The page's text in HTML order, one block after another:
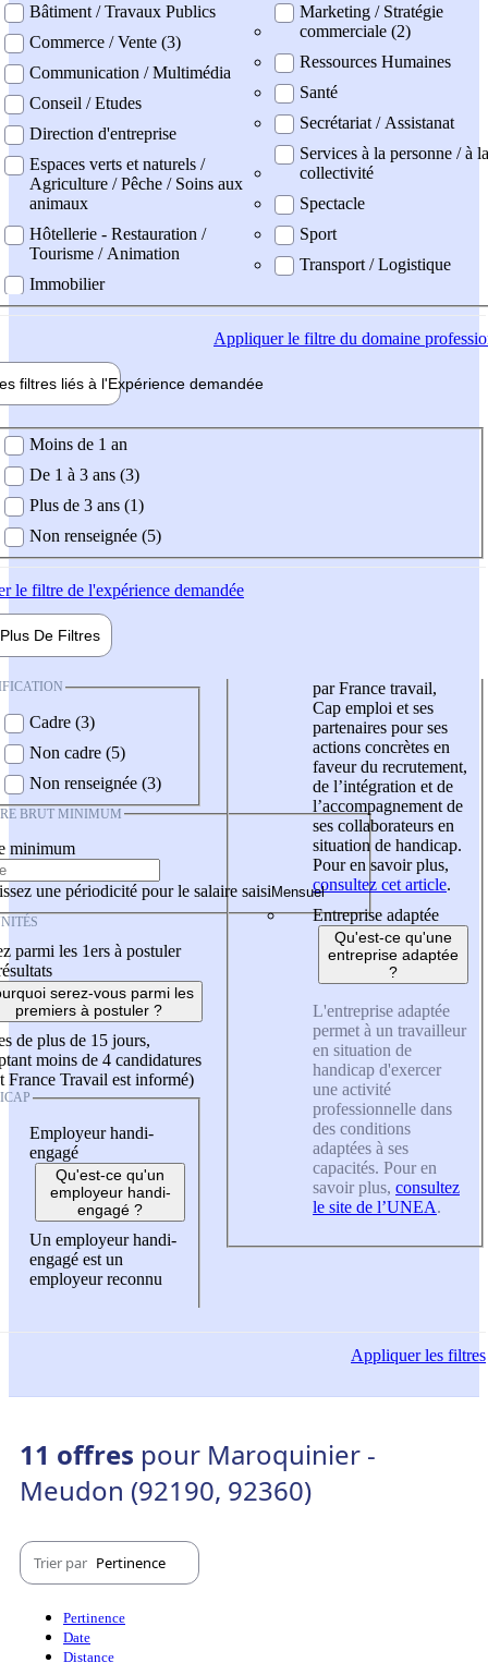
Bâtiment / Travaux Publics
Commerce / Vente (3)
Communication / Multimédia
Conseil / Etudes
Direction d'entreprise
Espaces verts et naturels /
Agriculture / Pêche / Soins aux
animaux
Hôtellerie - Restauration /
Tourisme / Animation
Immobilier
Marketing / Stratégie
commerciale (2)
Ressources Humaines
Santé
Secrétariat / Assistanat
Services à la personne / à la
collectivité
Spectacle
Sport
Transport / Logistique
Appliquerle filtre du domaine
filtres liés à l'Expérience demandée
demandée
Moins de 1 an
De 1 à 3 ans (3)
Plus de 3 ans (1)
Non renseignée (5)
le filtre de l'expérience demandée
Plus De Filtres
Cadre (3)
Non cadre (5)
Non renseignée (3)
BRUT MINIMUM
minimum
une périodicité pour le salaire saisi
parmi les 1ers à postuler
serez-vous parmi les
premiers à postuler ?
de plus de 15 jours,
moins de 4 candidatures
France Travail est informé)
Employeur handi-
engagé
Qu'est-ce qu'un
employeur handi-
engagé ?
Un employeur handi-
engagé est un
employeur reconnu
par France travail,
Cap emploi et ses
partenaires pour ses
actions concrètes en
faveur du recrutement,
de l’intégration et de
l’accompagnement de
ses collaborateurs en
situation de handicap.
Pour en savoir plus,
consultez cet article.
Entreprise adaptée
Qu'est-ce qu'une
entreprise adaptée
?
L'entreprise adaptée
permet à un travailleur
en situation de
handicap d'exercer
une activité
professionnelle dans
des conditions
adaptées à ses
capacités. Pour en
savoir plus, consultez
le site de l’UNEA.
Appliquerles filtres
11 offres pour Maroquinier -
Meudon (92190, 92360)
Trier par Pertinence
Pertinence
Date
Distance